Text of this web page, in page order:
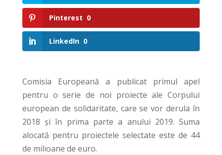
Pinterest 0
LinkedIn 0
Comisia Europeană a publicat primul apel
pentru o serie de noi proiecte ale Corpului
european de solidaritate, care se vor derula în
2018 și în prima parte a anului 2019. Suma
alocată pentru proiectele selectate este de 44
de milioane de euro.